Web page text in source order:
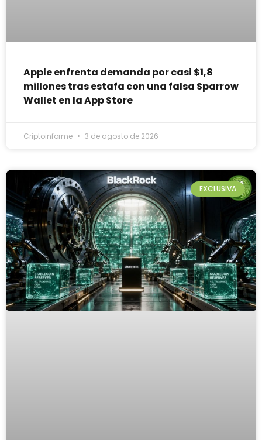
Apple enfrenta demanda por casi $1,8
millones tras estafa con una falsa Sparrow
Wallet en la App Store
Criptoinforme 3 de agosto de 2026
EXCLUSIVA